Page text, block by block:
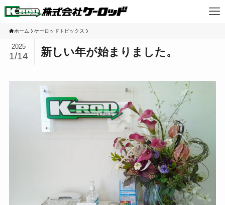
ホーム ケーロッドトピックス
新しい年が始まりました。
2025
1/14